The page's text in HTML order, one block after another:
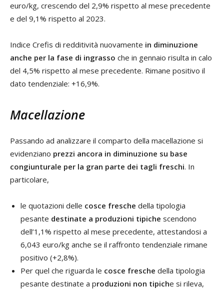
euro/kg, crescendo del 2,9% rispetto al mese precedente
e del 9,1% rispetto al 2023.
Indice Crefis di redditività nuovamente in diminuzione
anche per la fase di ingrasso che in gennaio risulta in calo
del 4,5% rispetto al mese precedente. Rimane positivo il
dato tendenziale: +16,9%.
Macellazione
Passando ad analizzare il comparto della macellazione si
evidenziano prezzi ancora in diminuzione su base
congiunturale per la gran parte dei tagli freschi. In
particolare,
le quotazioni delle cosce fresche della tipologia
pesante destinate a produzioni tipiche scendono
dell’1,1% rispetto al mese precedente, attestandosi a
6,043 euro/kg anche se il raffronto tendenziale rimane
positivo (+2,8%).
Per quel che riguarda le cosce fresche della tipologia
pesante destinate a produzioni non tipiche si rileva,